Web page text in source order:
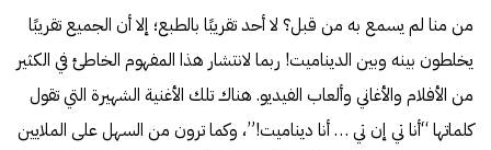
من منا لم يسمع به من قبل؟ لا أحد تقريبًا بالطبع؛ إلا أن الجميع تقريبًا
يخلطون بينه وبين الديناميت! ربما لانتشار هذا المفهوم الخاطئ في الكثير
من الأفلام والأغاني وألعاب الفيديو. هناك تلك الأغنية الشهيرة التي تقول
كلماتها “أنا تي إن تي … أنا ديناميت!”، وكما ترون من السهل على الملايين